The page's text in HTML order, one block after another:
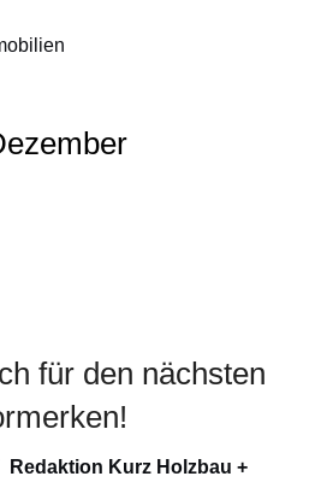
für den nächsten
Redaktion Kurz Holzbau +